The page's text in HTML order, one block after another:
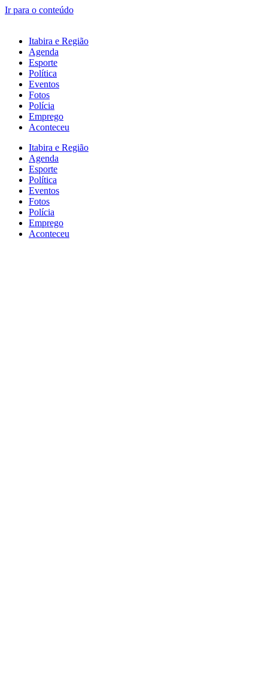
Ir para o conteúdo
Itabira e Região
Agenda
Esporte
Política
Eventos
Fotos
Polícia
Emprego
Aconteceu
Itabira e Região
Agenda
Esporte
Política
Eventos
Fotos
Polícia
Emprego
Aconteceu